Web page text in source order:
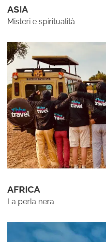
ASIA
Misteri e spiritualità
AFRICA
La perla nera